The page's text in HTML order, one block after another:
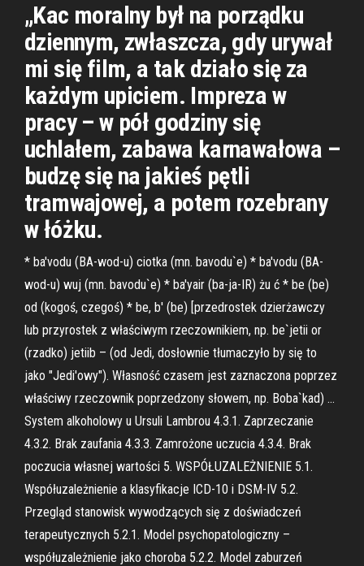
„Kac moralny był na porządku
dziennym, zwłaszcza, gdy urywał
mi się film, a tak działo się za
każdym upiciem. Impreza w
pracy – w pół godziny się
uchlałem, zabawa karnawałowa –
budzę się na jakieś pętli
tramwajowej, a potem rozebrany
w łóżku.
* ba'vodu (BA-wod-u) ciotka (mn. bavodu`e) * ba'vodu (BA-
wod-u) wuj (mn. bavodu`e) * ba'yair (ba-ja-IR) żu ć * be (be)
od (kogoś, czegoś) * be, b' (be) [przedrostek dzierżawczy
lub przyrostek z właściwym rzeczownikiem, np. be`jetii or
(rzadko) jetiib – (od Jedi, dosłownie tłumaczyło by się to
jako "Jedi'owy"). Własność czasem jest zaznaczona poprzez
właściwy rzeczownik poprzedzony słowem, np. Boba`kad) …
System alkoholowy u Ursuli Lambrou 4.3.1. Zaprzeczanie
4.3.2. Brak zaufania 4.3.3. Zamrożone uczucia 4.3.4. Brak
poczucia własnej wartości 5. WSPÓŁUZALEŻNIENIE 5.1.
Współuzależnienie a klasyfikacje ICD-10 i DSM-IV 5.2.
Przegląd stanowisk wywodzących się z doświadczeń
terapeutycznych 5.2.1. Model psychopatologiczny –
współuzależnienie jako choroba 5.2.2. Model zaburzeń